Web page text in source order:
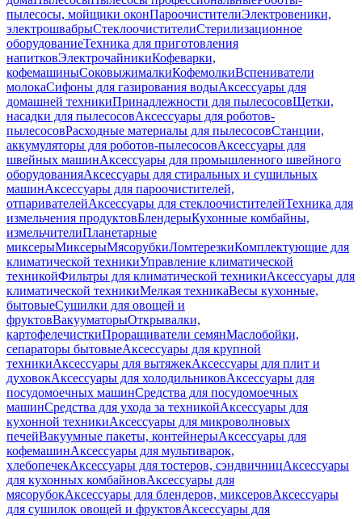
пылесосы, мойщики оконПароочистителиЭлектровеники,
электрошвабрыСтеклоочистителиСтерилизационное
оборудованиеТехника для приготовления
напитковЭлектрочайникиКофеварки,
кофемашиныСоковыжималкиКофемолкиВспениватели
молокаСифоны для газирования водыАксессуары для
домашней техникиПринадлежности для пылесосовЩетки,
насадки для пылесосовАксессуары для роботов-
пылесосовРасходные материалы для пылесосовСтанции,
аккумуляторы для роботов-пылесосовАксессуары для
швейных машинАксессуары для промышленного швейного
оборудованияАксессуары для стиральных и сушильных
машинАксессуары для пароочистителей,
отпаривателейАксессуары для стеклоочистителейТехника для
измельчения продуктовБлендерыКухонные комбайны,
измельчителиПланетарные
миксерыМиксерыМясорубкиЛомтерезкиКомплектующие для
климатической техникиУправление климатической
техникойФильтры для климатической техникиАксессуары для
климатической техникиМелкая техникаВесы кухонные,
бытовыеСушилки для овощей и
фруктовВакууматорыОткрывалки,
картофелечисткиПроращиватели семянМаслобойки,
сепараторы бытовыеАксессуары для крупной
техникиАксессуары для вытяжекАксессуары для плит и
духовокАксессуары для холодильниковАксессуары для
посудомоечных машинСредства для посудомоечных
машинСредства для ухода за техникойАксессуары для
кухонной техникиАксессуары для микроволновых
печейВакуумные пакеты, контейнерыАксессуары для
кофемашинАксессуары для мультиварок,
хлебопечекАксессуары для тостеров, сэндвичницАксессуары
для кухонных комбайновАксессуары для
мясорубокАксессуары для блендеров, миксеровАксессуары
для сушилок овощей и фруктовАксессуары для